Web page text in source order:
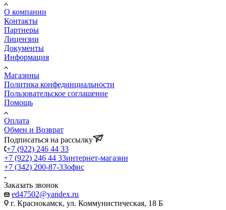
О компании
Контакты
Партнеры
Лицензии
Документы
Информация
Магазины
Политика конфединциальности
Пользовательское соглашение
Помощь
Оплата
Обмен и Возврат
Подписаться на рассылку
+7 (922) 246 44 33
+7 (922) 246 44 33интернет-магазин
+7 (342) 200-87-33офис
Заказать звонок
ed47502@yandex.ru
г. Краснокамск, ул. Коммунистическая, 18 Б